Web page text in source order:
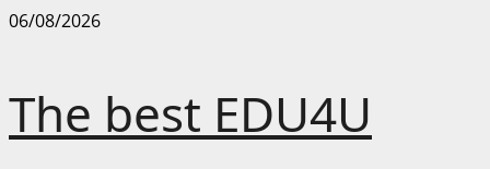
Skip
06/08/2026
The best EDU4U